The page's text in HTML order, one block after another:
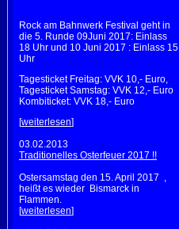
Rock am Bahnwerk Festival geht in
die 5. Runde 09Juni 2017: Einlass
18 Uhr und 10 Juni 2017 : Einlass 15
Uhr
Tagesticket Freitag: VVK 10,- Euro,
Tagesticket Samstag: VVK 12,- Euro
Kombiticket: VVK 18,- Euro
[weiterlesen]
03.02.2013
Traditionelles Osterfeuer 2017 !!
Ostersamstag den 15. April 2017 ,
heißt es wieder Bismarck in
Flammen.
[weiterlesen]